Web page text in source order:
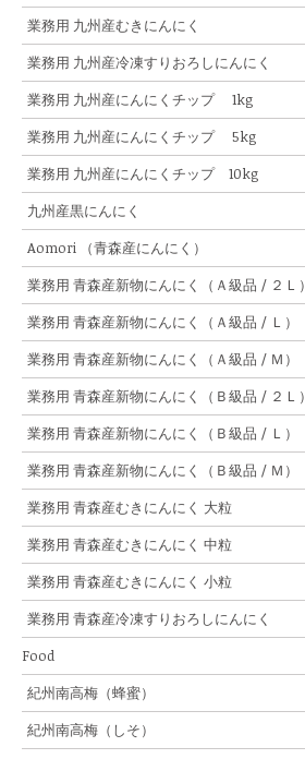
業務用 九州産むきにんにく
業務用 九州産冷凍すりおろしにんにく
業務用 九州産にんにくチップ 1kg
業務用 九州産にんにくチップ 5kg
業務用 九州産にんにくチップ 10kg
九州産黒にんにく
Aomori （青森産にんにく）
業務用 青森産新物にんにく（Ａ級品 / ２Ｌ）
業務用 青森産新物にんにく（Ａ級品 / Ｌ）
業務用 青森産新物にんにく（Ａ級品 / Ｍ）
業務用 青森産新物にんにく（Ｂ級品 / ２Ｌ）
業務用 青森産新物にんにく（Ｂ級品 / Ｌ）
業務用 青森産新物にんにく（Ｂ級品 / Ｍ）
業務用 青森産むきにんにく 大粒
業務用 青森産むきにんにく 中粒
業務用 青森産むきにんにく 小粒
業務用 青森産冷凍すりおろしにんにく
Food
紀州南高梅（蜂蜜）
紀州南高梅（しそ）